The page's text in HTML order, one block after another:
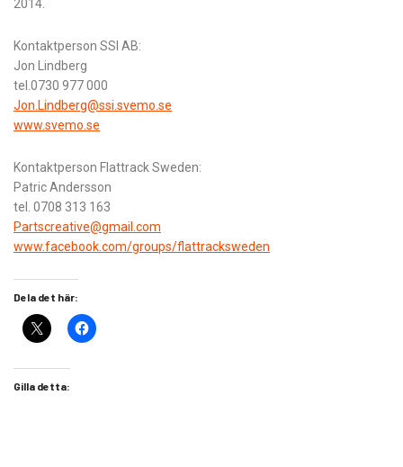
2014.
Kontaktperson SSI AB:
Jon Lindberg
tel.0730 977 000
Jon.Lindberg@ssi.svemo.se
www.svemo.se
Kontaktperson Flattrack Sweden:
Patric Andersson
tel. 0708 313 163
Partscreative@gmail.com
www.facebook.com/groups/flattracksweden
Dela det här:
Gilla detta: